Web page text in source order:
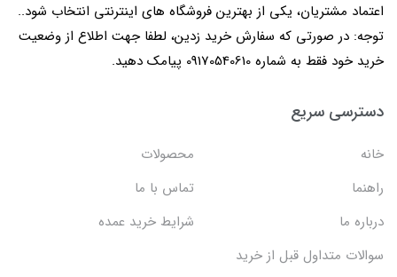
اعتماد مشتریان، یکی از بهترین فروشگاه های اینترنتی انتخاب شود..
توجه: در صورتی که سفارش خرید زدین، لطفا جهت اطلاع از وضعیت
خرید خود فقط به شماره 09170540610 پیامک دهید.
دسترسی سریع
خانه
محصولات
راهنما
تماس با ما
درباره ما
شرایط خرید عمده
سوالات متداول قبل از خرید